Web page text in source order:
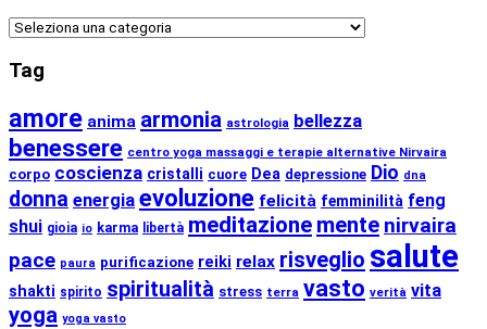
Categorie
Tag
amore anima armonia astrologia bellezza
benessere centro yoga massaggi e terapie alternative Nirvaira
corpo coscienza cristalli cuore Dea depressione Dio dna
donna energia evoluzione felicità femminilità feng
shui gioia io karma libertà meditazione mente nirvaira
pace paura purificazione reiki relax risveglio salute
shakti spirito spiritualità stress terra vasto verità vita
yoga yoga vasto